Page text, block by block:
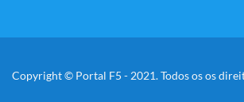
Copyright © Portal F5 - 2021. Todos os os